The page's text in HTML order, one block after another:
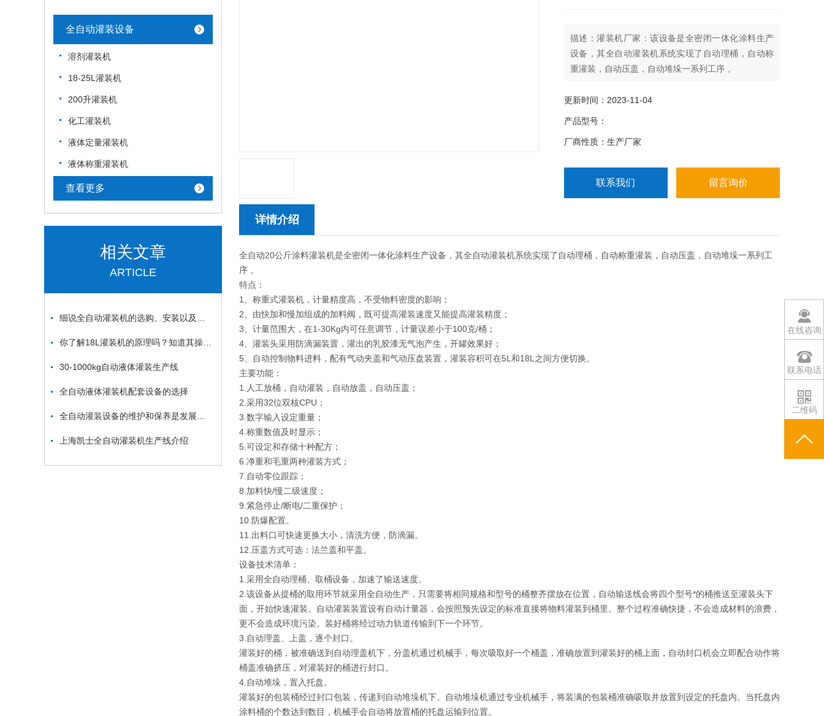
全自动灌装设备
溶剂灌装机
18-25L灌装机
200升灌装机
化工灌装机
液体定量灌装机
液体称重灌装机
查看更多
相关文章
ARTICLE
30-1000kg自动液体灌装生产线
全自动液体灌装机配套设备的选择
上海凯士全自动灌装机生产线介绍
描述：灌装机厂家：该设备是全密闭一体化涂料生产
设备，其全自动灌装机系统实现了自动理桶，自动称
重灌装，自动压盖，自动堆垛一系列工序 。
更新时间：2023-11-04
产品型号：
厂商性质：生产厂家
联系我们 留言询价
详情介绍
全自动20公斤涂料灌装机是全密闭一体化涂料生产设备，其全自动灌装机系统实现了自动理桶，自动称重灌装，自动压盖，自动堆垛一系列工
序 。
特点：
1、称重式灌装机，计量精度高，不受物料密度的影响；
2、由快加和慢加组成的加料阀，既可提高灌装速度又能提高灌装精度；
3、计量范围大，在1-30Kg内可任意调节，计量误差小于100克/桶；
4、灌装头采用防滴漏装置，灌出的乳胶漆无气泡产生，开罐效果好；
5、自动控制物料进料，配有气动夹盖和气动压盘装置，灌装容积可在5L和18L之间方便切换。
主要功能：
1.人工放桶，自动灌装，自动放盖，自动压盖；
2.采用32位双核CPU；
3.数字输入设定重量；
4.称重数值及时显示；
5.可设定和存储十种配方；
6.净重和毛重两种灌装方式；
7.自动零位跟踪；
8.加料快/慢二级速度；
9.紧急停止/断电/二重保护；
10.防爆配置。
11.出料口可快速更换大小，清洗方便，防滴漏。
12.压盖方式可选：法兰盖和平盖。
设备技术清单：
1.采用全自动理桶、取桶设备，加速了输送速度。
2.该设备从提桶的取用环节就采用全自动生产，只需要将相同规格和型号的桶整齐摆放在位置，自动输送线会将四个型号*的桶推送至灌装头下
面，开始快速灌装。自动灌装装置设有自动计量器，会按照预先设定的标准直接将物料灌装到桶里。整个过程准确快捷，不会造成材料的浪费，
更不会造成环境污染。装好桶将经过动力轨道传输到下一个环节。
3.自动理盖、上盖，逐个封口。
灌装好的桶，被准确送到自动理盖机下，分盖机通过机械手，每次吸取好一个桶盖，准确放置到灌装好的桶上面，自动封口机会立即配合动作将
桶盖准确挤压，对灌装好的桶进行封口。
4.自动堆垛，置入托盘。
灌装好的包装桶经过封口包装，传递到自动堆垛机下。自动堆垛机通过专业机械手，将装满的包装桶准确吸取并放置到设定的托盘内。当托盘内
涂料桶的个数达到数目，机械手会自动将放置桶的托盘运输到位置。
在线咨询
联系电话
二维码